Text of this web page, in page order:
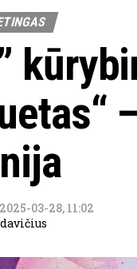
2025-03-28, 11:02